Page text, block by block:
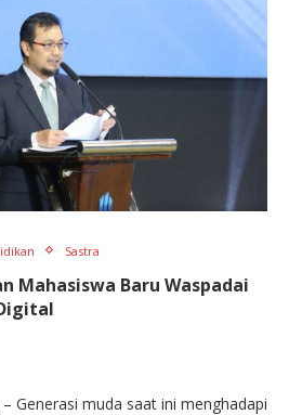
Sastra
Mahasiswa Baru Waspadai
Generasi muda saat ini menghadapi